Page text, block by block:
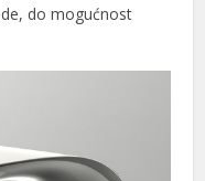
do mogućnost